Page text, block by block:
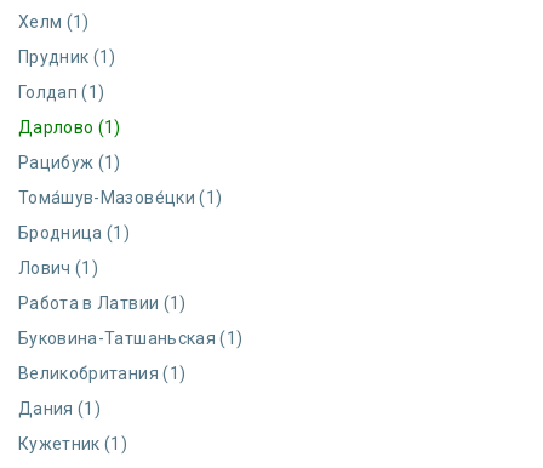
Хелм (1)
Прудник (1)
Голдап (1)
Дарлово (1)
Рацибуж (1)
Тома́шув-Мазове́цки (1)
Бродница (1)
Лович (1)
Работа в Латвии (1)
Буковина-Татшаньская (1)
Великобритания (1)
Дания (1)
Кужетник (1)